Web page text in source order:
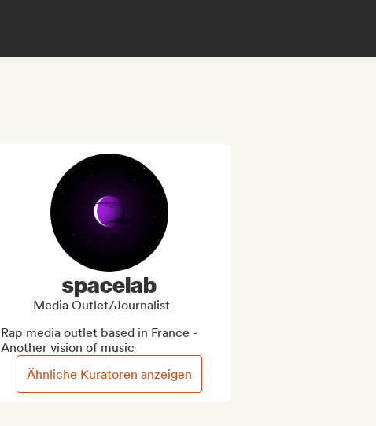
spacelab
Media Outlet/Journalist
Rap media outlet based in France -
Another vision of music
Ähnliche Kuratoren anzeigen